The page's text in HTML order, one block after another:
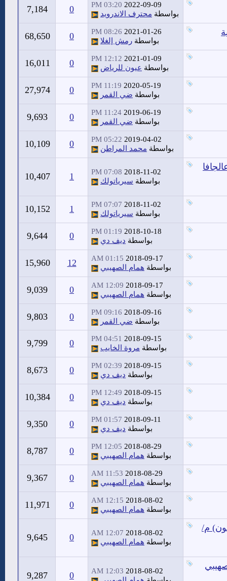
2022-09-09
03:20 PM
بواسطة محترف الاندرويد 0
7,184
2021-01-26
08:26 PM
بواسطة رمش إلغلا 0
68,650
2021-01-09
12:12 PM
بواسطة عيون للرياض 0
16,011
2020-05-19
11:19 PM
بواسطة ضي القمر 0
27,974
2019-06-19
11:24 PM
بواسطة ضي القمر 0
9,693
2019-04-02
05:22 PM
بواسطة محمد المراطن 0
10,109
2018-11-02
07:08 PM
بواسطة سيرياتولك 1
10,407
2018-11-02
07:07 PM
بواسطة سيرياتولك 1
10,152
2018-10-18
01:19 PM
بواسطة ديف دي 0
9,644
2018-09-17
01:15 AM
بواسطة همام الصهيبي 12
15,960
2018-09-17
12:09 AM
بواسطة همام الصهيبي 0
9,039
2018-09-16
09:16 PM
بواسطة ضي القمر 0
9,803
2018-09-15
04:51 PM
بواسطة مروة الخايب 0
9,799
2018-09-15
02:39 PM
بواسطة ديف دي 0
8,673
2018-09-15
12:49 PM
بواسطة ديف دي 0
10,384
2018-09-11
01:57 PM
بواسطة ديف دي 0
9,350
2018-08-29
12:05 PM
بواسطة همام الصهيبي 0
8,787
2018-08-29
11:53 AM
بواسطة همام الصهيبي 0
9,367
2018-08-02
12:15 AM
بواسطة همام الصهيبي 0
11,971
م/ 2018-08-02
12:07 AM
بواسطة همام الصهيبي 0
9,645
2018-08-02
12:03 AM
0
9,287